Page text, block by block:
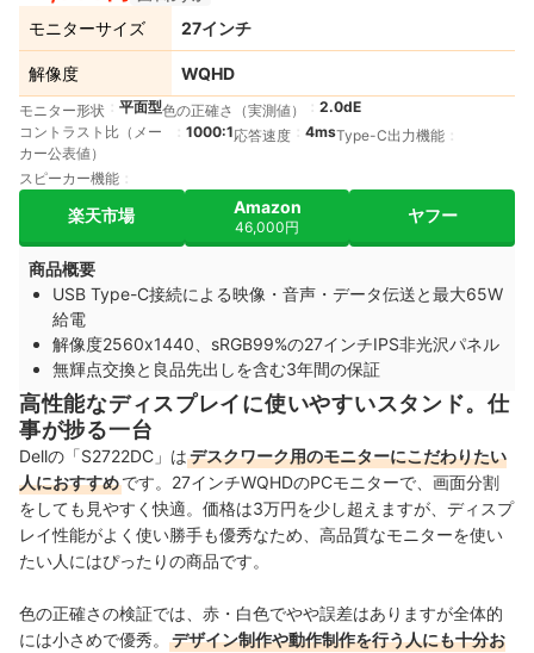
モニターサイズ 27インチ
解像度 WQHD
モニター形状 平面型色の正確さ（実測値）
2.0dE
コントラスト比（メー
カー公表値）
1000:1応答速度 4msType-C出力機能
スピーカー機能
楽天市場 Amazon
46,000円
ヤフー
商品概要
USB Type-C接続による映像・音声・データ伝送と最大65W
給電
解像度2560x1440、sRGB99%の27インチIPS非光沢パネル
無輝点交換と良品先出しを含む3年間の保証
⾼性能なディスプレイに使いやすいスタンド。仕
事が捗る⼀台
Dellの「S2722DC」はデスクワーク⽤のモニターにこだわりたい
⼈におすすめです。27インチWQHDのPCモニターで、画⾯分割
をしても⾒やすく快適。価格は3万円を少し超えますが、ディスプ
レイ性能がよく使い勝⼿も優秀なため、⾼品質なモニターを使い
たい⼈にはぴったりの商品です。
⾊の正確さの検証では、⾚・⽩⾊でやや誤差はありますが全体的
には⼩さめで優秀。
デザイン制作や動作制作を⾏う⼈にも⼗分お